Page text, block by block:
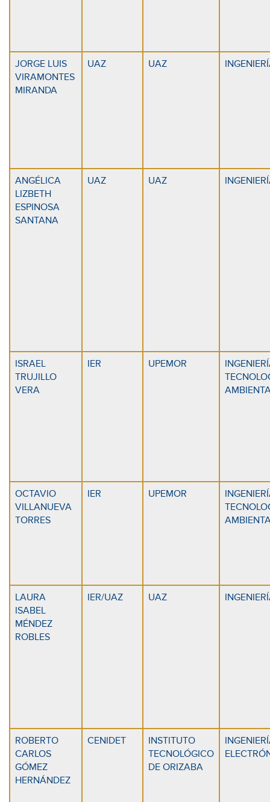
JORGE LUIS
VIRAMONTES
MIRANDA
UAZ UAZ
ANGÉLICA
LIZBETH
ESPINOSA
SANTANA
UAZ UAZ
ISRAEL
TRUJILLO
VERA
IER UPEMOR
OCTAVIO
VILLANUEVA
TORRES
IER UPEMOR
LAURA
ISABEL
MÉNDEZ
ROBLES
IER/UAZ UAZ
ROBERTO
CARLOS
GÓMEZ
HERNÁNDEZ
CENIDET
INSTITUTO
TECNOLÓGICO
DE ORIZABA